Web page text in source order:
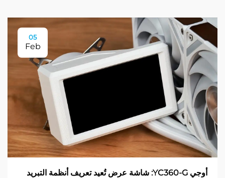
05
Feb
أوجي YC360-G: شاشة عرض تُعيد تعريف أنظمة التبريد